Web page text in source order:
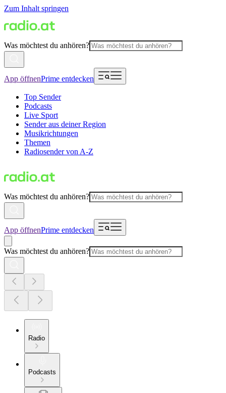
Zum Inhalt springen
Was möchtest du anhören?
App öffnenPrime entdecken
Top Sender
Podcasts
Live Sport
Sender aus deiner Region
Musikrichtungen
Themen
Radiosender von A-Z
Was möchtest du anhören?
App öffnenPrime entdecken
Was möchtest du anhören?
Radio
Podcasts